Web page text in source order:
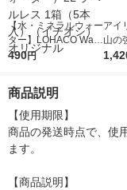
【水・ミネラルウォー
ター】LOHACO Wate
r（ロハコウォータ
シ） オリジナル
490円
アイ
山の
レス
商品説明
【使用期限】
商品の発送時点で、使
ます。
【商品説明】